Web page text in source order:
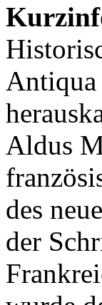
Antiqua
Aldus
des
der